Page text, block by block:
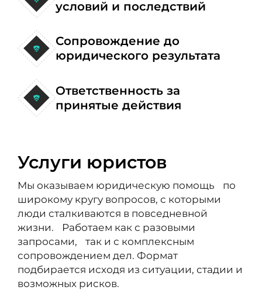
условий и последствий
Сопровождение до
юридического результата
Ответственность за
принятые действия
Услуги юристов
Мы оказываем юридическую помощь по
широкому кругу вопросов, с которыми
люди сталкиваются в повседневной
жизни. Работаем как с разовыми
запросами, так и с комплексным
сопровождением дел. Формат
подбирается исходя из ситуации, стадии и
возможных рисков.